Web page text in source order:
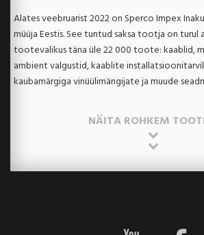
Alates veebruarist 2022 on Sperco Impex
müüja Eestis. See tuntud saksa tootja on turul
tootevalikus täna üle 22 000 toote: kaablid,
ambient valgustid, kaablite
kaubamärgiga vinüülimängijate ja muude
NÄITA ROHKEM